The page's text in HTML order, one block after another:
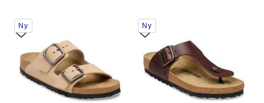
Samhandling
med
swatch-
farger
oppdatere
produktbildet
Ny
Samhandling
med
swatch-
farger
oppdatere
produktbildet
Ny